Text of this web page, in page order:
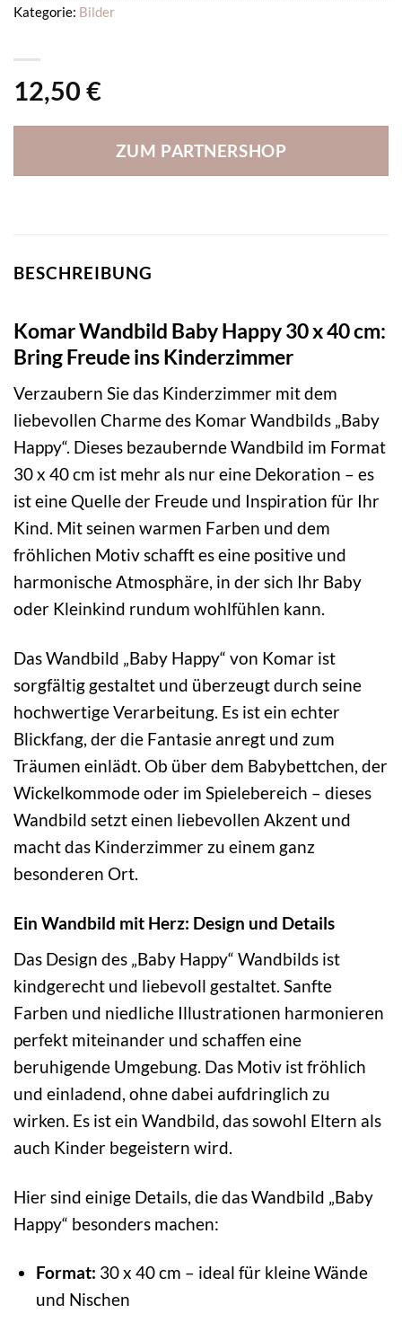
12,50 €
ZUM PARTNERSHOP
Kategorie: Bilder
BESCHREIBUNG
Komar Wandbild Baby Happy 30 x 40 cm:
Bring Freude ins Kinderzimmer
Verzaubern Sie das Kinderzimmer mit dem
liebevollen Charme des Komar Wandbilds „Baby
Happy“. Dieses bezaubernde Wandbild im Format
30 x 40 cm ist mehr als nur eine Dekoration – es
ist eine Quelle der Freude und Inspiration für Ihr
Kind. Mit seinen warmen Farben und dem
fröhlichen Motiv schafft es eine positive und
harmonische Atmosphäre, in der sich Ihr Baby
oder Kleinkind rundum wohlfühlen kann.
Das Wandbild „Baby Happy“ von Komar ist
sorgfältig gestaltet und überzeugt durch seine
hochwertige Verarbeitung. Es ist ein echter
Blickfang, der die Fantasie anregt und zum
Träumen einlädt. Ob über dem Babybettchen, der
Wickelkommode oder im Spielebereich – dieses
Wandbild setzt einen liebevollen Akzent und
macht das Kinderzimmer zu einem ganz
besonderen Ort.
Ein Wandbild mit Herz: Design und Details
Das Design des „Baby Happy“ Wandbilds ist
kindgerecht und liebevoll gestaltet. Sanfte
Farben und niedliche Illustrationen harmonieren
perfekt miteinander und schaffen eine
beruhigende Umgebung. Das Motiv ist fröhlich
und einladend, ohne dabei aufdringlich zu
wirken. Es ist ein Wandbild, das sowohl Eltern als
auch Kinder begeistern wird.
Hier sind einige Details, die das Wandbild „Baby
Happy“ besonders machen:
Format: 30 x 40 cm – ideal für kleine Wände
und Nischen